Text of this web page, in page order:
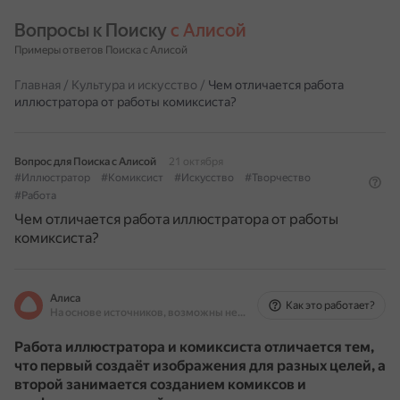
Вопросы к Поиску с Алисой
Примеры ответов Поиска с Алисой
Главная / Культура и искусство / Чем отличается работа
иллюстратора от работы комиксиста?
Вопрос для Поиска с Алисой
21 октября
#Иллюстратор
#Комиксист #Искусство
#Творчество
#Работа
Чем отличается работа иллюстратора от работы
комиксиста?
Алиса
На основе источников, возможны неточности
Как это работает?
Работа иллюстратора и комиксиста отличается тем,
что первый создаёт изображения для разных целей, а
второй занимается созданием комиксов и